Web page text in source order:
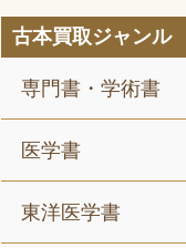
古本買取ジャンル
専門書・学術書
医学書
東洋医学書